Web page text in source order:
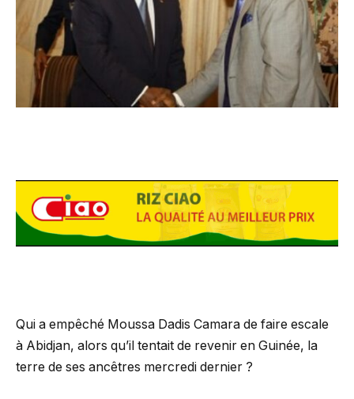
Qui a empêché Moussa Dadis Camara de faire escale
à Abidjan, alors qu’il tentait de revenir en Guinée, la
terre de ses ancêtres mercredi dernier ?